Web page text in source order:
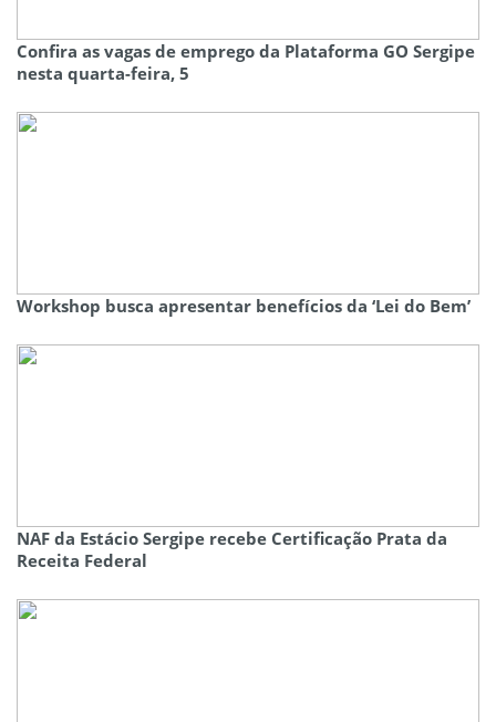
Confira as vagas de emprego da Plataforma GO Sergipe
nesta quarta-feira, 5
Workshop busca apresentar benefícios da ‘Lei do Bem’
NAF da Estácio Sergipe recebe Certificação Prata da
Receita Federal